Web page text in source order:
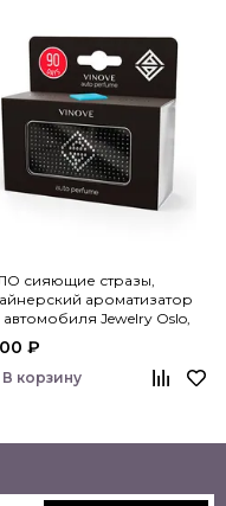
сияющие стразы,
ароматизатор
автомобиля Jewelry Oslo,
₽
В корзину